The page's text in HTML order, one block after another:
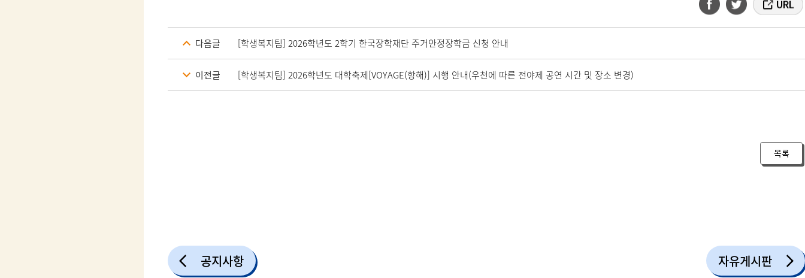
다음글 [학생복지팀] 2026학년도 2학기 한국장학재단 주거안정장학금 신청 안내
이전글 [학생복지팀] 2026학년도 대학축제[VOYAGE(항해)] 시행 안내(우천에 따른 전야제 공연 시간 및 장소 변경)
목록
공지사항 자유게시판